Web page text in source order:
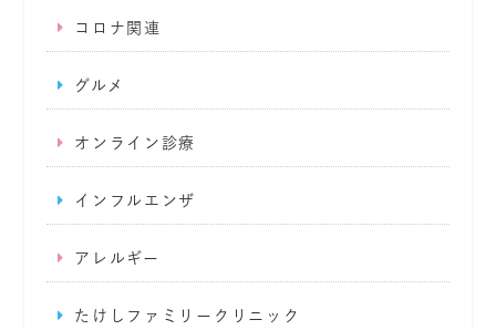
コロナ関連
グルメ
オンライン診療
インフルエンザ
アレルギー
たけしファミリークリニック